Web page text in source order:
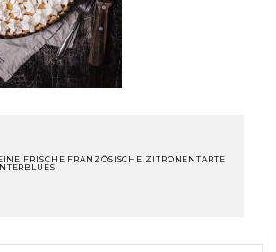
FRISCHE FRANZÖSISCHE ZITRONENTARTE